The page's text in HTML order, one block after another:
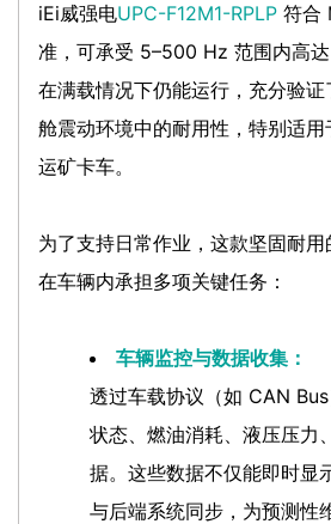
iEi威强电UPC-F12M1-RPLP 符合
准，可承受 5–500 Hz 范围内高达
在满载情况下仍能运行，充分验
舱震动环境中的耐用性，特别适
运矿卡车。
为了支持日常作业，这款坚固耐
在车辆内承担多项关键任务：
车辆监控与数据收集：
透过车载协议（如 CAN
状态、燃油消耗、液压压力
据。这些数据不仅能即时显
与后端系统同步，为预测性